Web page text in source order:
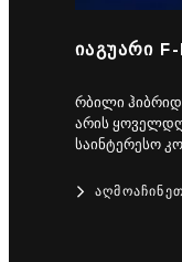
ᲘᲐᲒᲣᲐᲠᲘ F-
რბილი
არის
საინტერესო